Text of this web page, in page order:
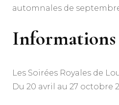
automnales de
Informations
Les Soirées Royales de
Du 20 avril au 27 octobre